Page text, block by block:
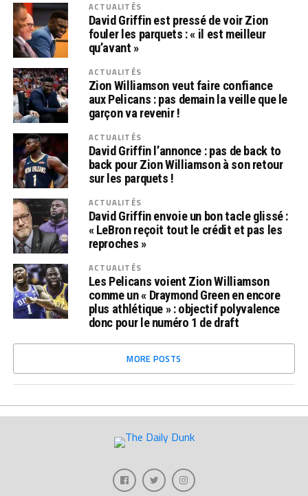
ACTUALITÉS
David Griffin est pressé de voir Zion
fouler les parquets : « il est meilleur
qu’avant »
ACTUALITÉS
Zion Williamson veut faire confiance
aux Pelicans : pas demain la veille que le
garçon va revenir !
ACTUALITÉS
David Griffin l’annonce : pas de back to
back pour Zion Williamson à son retour
sur les parquets !
ACTUALITÉS
David Griffin envoie un bon tacle glissé :
« LeBron reçoit tout le crédit et pas les
reproches »
ACTUALITÉS
Les Pelicans voient Zion Williamson
comme un « Draymond Green en encore
plus athlétique » : objectif polyvalence
donc pour le numéro 1 de draft
MORE POSTS